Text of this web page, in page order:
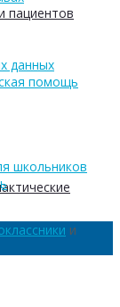
пациентов
данных
помощь
школьников
и